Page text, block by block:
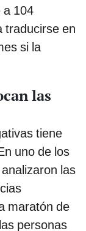
a 104
traducirse en
si la
las
tiene
uno de los
las
maratón de
personas